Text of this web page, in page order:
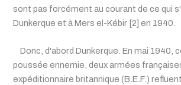
sont pas forcément au courant de ce qui
Dunkerque et à Mers el-Kébir [2] en 1940.
Donc, d'abord Dunkerque. En mai 1940,
poussée ennemie, deux armées
expéditionnaire britannique (B.E.F.)